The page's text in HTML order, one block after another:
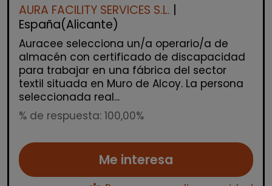
AURA FACILITY SERVICES S.L.
España(Alicante)
Auracee selecciona un/a operario/a de
almacén con certificado de discapacidad
para trabajar en una fábrica del sector
textil situada en Muro de Alcoy. La persona
seleccionada real...
% de respuesta: 100,00%
Me interesa